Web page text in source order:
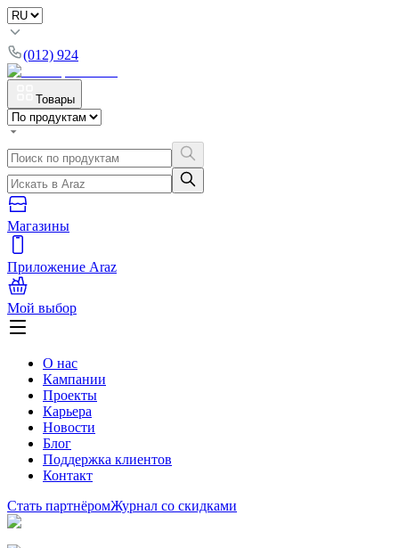
(012) 924
Товары
Магазины
Приложение Araz
Мой выбор
О нас
Кампании
Проекты
Карьера
Новости
Блог
Поддержка клиентов
Контакт
Стать партнёромЖурнал со скидками